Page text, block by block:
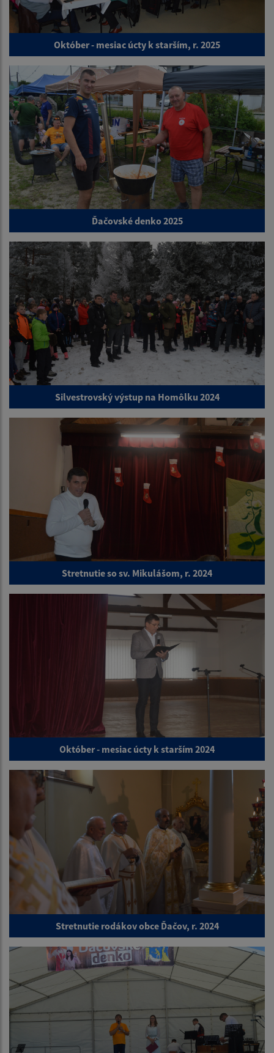
Október - mesiac úcty k starším, r. 2025
Ďačovské denko 2025
Silvestrovský výstup na Homôlku 2024
Stretnutie so sv. Mikulášom, r. 2024
Október - mesiac úcty k starším 2024
Stretnutie rodákov obce Ďačov, r. 2024